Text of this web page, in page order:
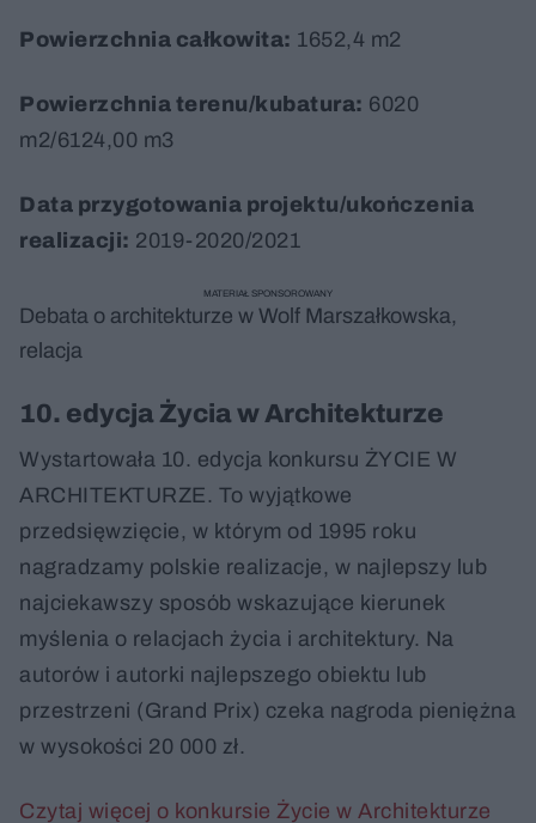
Powierzchnia całkowita: 1652,4 m2
Powierzchnia terenu/kubatura: 6020
m2/6124,00 m3
Data przygotowania projektu/ukończenia
realizacji: 2019-2020/2021
Debata o architekturze w Wolf Marszałkowska,
relacja
MATERIAŁ SPONSOROWANY
10. edycja Życia w Architekturze
Wystartowała 10. edycja konkursu ŻYCIE W
ARCHITEKTURZE. To wyjątkowe
przedsięwzięcie, w którym od 1995 roku
nagradzamy polskie realizacje, w najlepszy lub
najciekawszy sposób wskazujące kierunek
myślenia o relacjach życia i architektury. Na
autorów i autorki najlepszego obiektu lub
przestrzeni (Grand Prix) czeka nagroda pieniężna
w wysokości 20 000 zł.
Czytaj więcej o konkursie Życie w Architekturze